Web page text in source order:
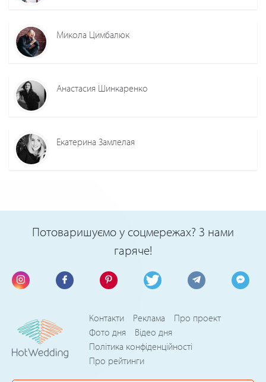
Микола Цимбалюк
Анастасия Шинкаренко
Екатерина Замлелая
Потоваришуємо у соцмережах? З нами
гаряче!
Контакти Реклама
Про проект
Фото дня
Відео дня
Політика конфіденційності
Про рейтинги